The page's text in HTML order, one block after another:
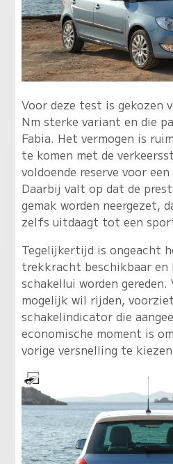
Voor deze test is gekozen
Nm sterke variant en die
Fabia. Het vermogen is
te komen met de
voldoende reserve voor
Daarbij valt op dat de
gemak worden neergezet,
zelfs uitdaagt tot een
Tegelijkertijd is ongeacht
trekkracht beschikbaar
schakellui worden
mogelijk wil rijden,
schakelindicator die
economische moment is
vorige versnelling te